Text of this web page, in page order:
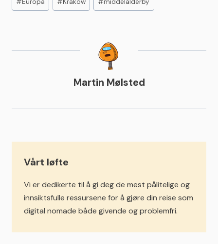
Tags:
#Europa #Krakow #middelalderby
Martin Mølsted
Vårt løfte
Vi er dedikerte til å gi deg de mest pålitelige og
innsiktsfulle ressursene for å gjøre din reise som
digital nomade både givende og problemfri.